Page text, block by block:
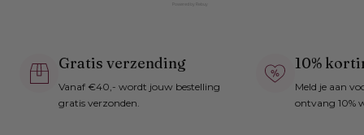
Powered by Rebuy
Gratis verzending
Vanaf €40,- wordt jouw bestelling
gratis verzonden.
10%
Meld je aan
ontvang 10%